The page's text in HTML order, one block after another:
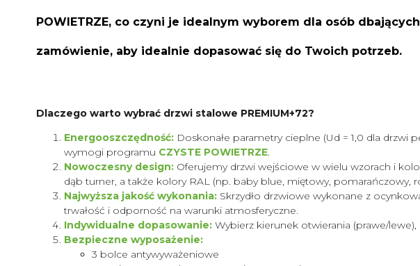
POWIETRZE, co czyni je idealnym wyborem dla osób
zamówienie, aby idealnie dopasować się do Twoich potrzeb.
Dlaczego warto wybrać drzwi stalowe PREMIUM+72?
Energooszczędność: Doskonałe parametry cieplne (Ud = 1,0 dla drzwi
wymogi programu CZYSTE POWIETRZE.
Nowoczesny design: Oferujemy drzwi wejściowe w wielu wzorach i
dąb turner, a także kolory RAL (np. baby blue, miętowy, pomarańczowy,
Najwyższa jakość wykonania: Skrzydło drzwiowe wykonane z
trwałość i odporność na warunki atmosferyczne.
Indywidualne dopasowanie: Wybierz kierunek otwierania (prawe/
Bezpieczne wyposażenie:
3 bolce antywyważeniowe